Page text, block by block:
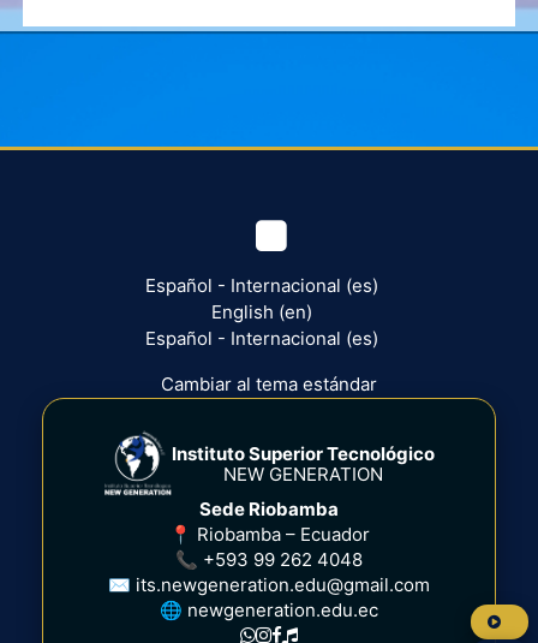
Español - Internacional ‎(es)‎
English ‎(en)‎
Español - Internacional ‎(es)‎
Cambiar al tema estándar
Instituto Superior Tecnológico
NEW GENERATION
Sede Riobamba
📍 Riobamba – Ecuador
📞 +593 99 262 4048
✉ its.newgeneration.edu@gmail.com
🌐 newgeneration.edu.ec